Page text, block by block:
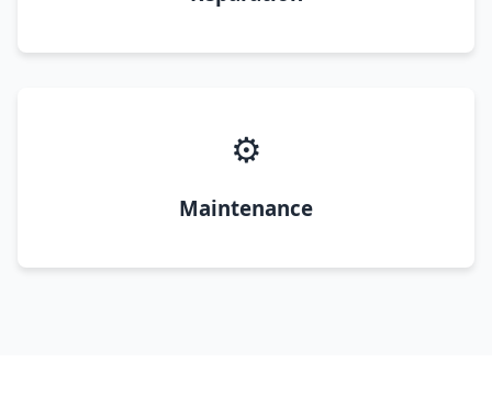
⚙️
Maintenance